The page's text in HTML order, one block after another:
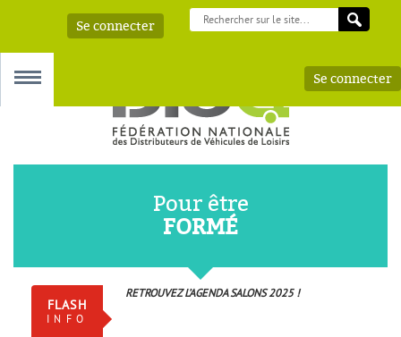
Se connecter
AAA
Se connecter
Pour être
FORMÉ
FLASH
INFO
RETROUVEZ L’AGENDA SALONS 2025 !